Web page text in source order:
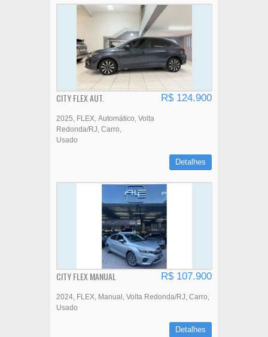
CITY FLEX AUT. R$ 124.900
2025 FLEX Automático Volta
Redonda/RJ Carro
Usado
Detalhes
CITY FLEX MANUAL R$ 107.900
2024 FLEX Manual Volta Redonda/RJ Carro
Usado
Detalhes